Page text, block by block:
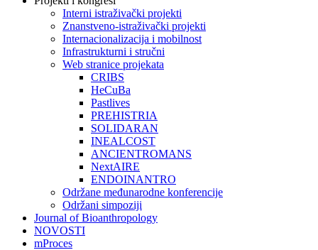
Interni istraživački projekti
Znanstveno-istraživački projekti
Internacionalizacija i mobilnost
Infrastrukturni i stručni
Web stranice projekata
CRIBS
HeCuBa
Pastlives
PREHISTRIA
SOLIDARAN
INEALCOST
ANCIENTROMANS
NextAIRE
ENDOINANTRO
Održane međunarodne konferencije
Održani simpoziji
Journal of Bioanthropology
NOVOSTI
mProces